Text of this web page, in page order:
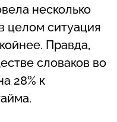
несколько
целом ситуация
Правда,
словаков во
28% к